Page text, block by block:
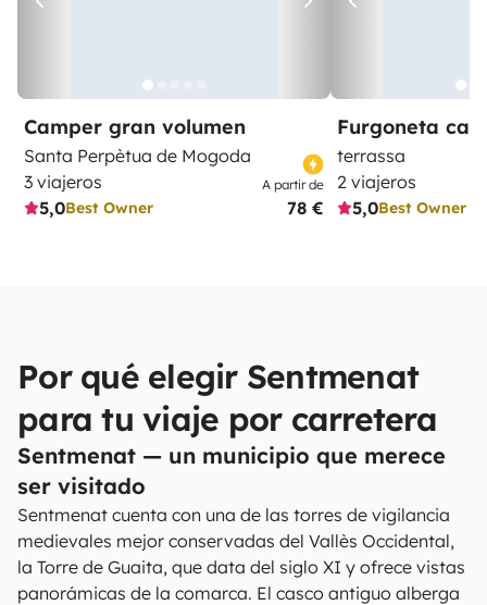
Camper gran volumen
Santa Perpètua de Mogoda
3 viajeros
5,0Best Owner
A partir de
78 €
Furgoneta
terrassa
2 viajeros
5,0Best Owner
Por qué elegir Sentmenat
para tu viaje por carretera
Sentmenat — un municipio que merece
ser visitado
Sentmenat cuenta con una de las torres de vigilancia
medievales mejor conservadas del Vallès Occidental,
la Torre de Guaita, que data del siglo XI y ofrece vistas
panorámicas de la comarca. El casco antiguo alberga